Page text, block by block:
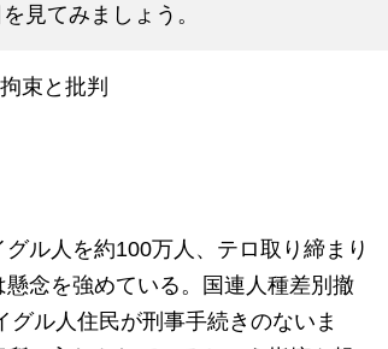
見てみましょう。
束と批判
ル人を約100万人、テロ取り締まり
念を強めている。国連人種差別撤
ル人住民が刑事手続きのないま